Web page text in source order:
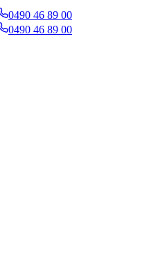
0490 46 89 00
0490 46 89 00